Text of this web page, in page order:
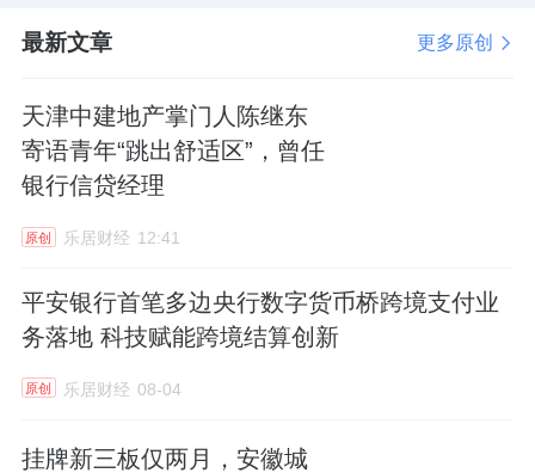
最新文章 更多原创
天津中建地产掌门人陈继东
寄语青年“跳出舒适区”，曾任
银行信贷经理
原创 乐居财经 12:41
平安银行首笔多边央行数字货币桥跨境支付业
务落地 科技赋能跨境结算创新
原创 乐居财经 08-04
挂牌新三板仅两月，安徽城